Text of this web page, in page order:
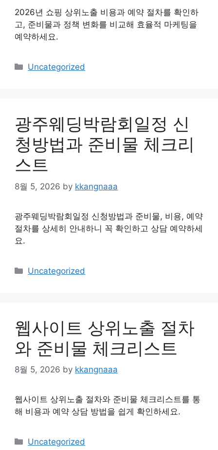
2026년 쇼핑 상위노출 비용과 예약 절차를 확인하
고, 준비물과 정책 변화를 비교해 효율적 마케팅을
예약하세요.
Categories
Uncategorized
광주웨딩박람회일정 신
청방법과 준비물 체크리
스트
8월 5, 2026 by kkangnaaa
광주웨딩박람회일정 신청방법과 준비물, 비용, 예약
절차를 상세히 안내하니 꼭 확인하고 상담 예약하세
요.
Categories
Uncategorized
웹사이트 상위노출 절차
와 준비물 체크리스트
8월 5, 2026 by kkangnaaa
웹사이트 상위노출 절차와 준비물 체크리스트를 통
해 비용과 예약 상담 방법을 쉽게 확인하세요.
Categories
Uncategorized